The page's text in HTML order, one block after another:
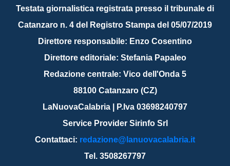
Testata giornalistica registrata presso il tribunale di
Catanzaro n. 4 del Registro Stampa del 05/07/2019
Direttore responsabile: Enzo Cosentino
Direttore editoriale: Stefania Papaleo
Redazione centrale: Vico dell'Onda 5
88100 Catanzaro (CZ)
LaNuovaCalabria | P.Iva 03698240797
Service Provider Sirinfo Srl
Contattaci: redazione@lanuovacalabria.it
Tel. 3508267797